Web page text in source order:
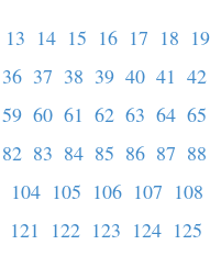
13 14 15 16 17 18 19
36 37 38 39 40 41 42
59 60 61 62 63 64 65
82 83 84 85 86 87 88
104 105 106 107 108
121 122 123 124 125